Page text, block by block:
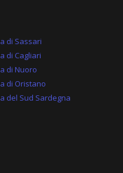
di Sassari
di Cagliari
di Nuoro
di Oristano
del Sud Sardegna